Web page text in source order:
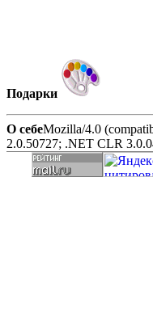
Подарки
О себеMozilla/4.0
2.0.50727; .NET CLR